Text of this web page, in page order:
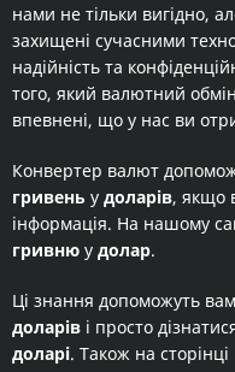
нами не тільки вигідно,
захищені сучасними
надійність та
того, який валютний
впевнені, що у нас ви
Конвертер валют
гривень у доларів, якщо
інформація. На нашому
гривню у долар.
Ці знання допоможуть
доларів і просто
доларі. Також на